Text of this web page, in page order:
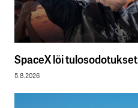
SpaceX löi tulosodotukset
5.8.2026